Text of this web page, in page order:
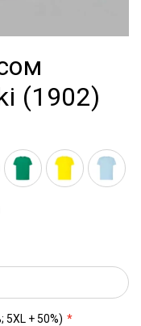
(1902)
5XL + 50%)